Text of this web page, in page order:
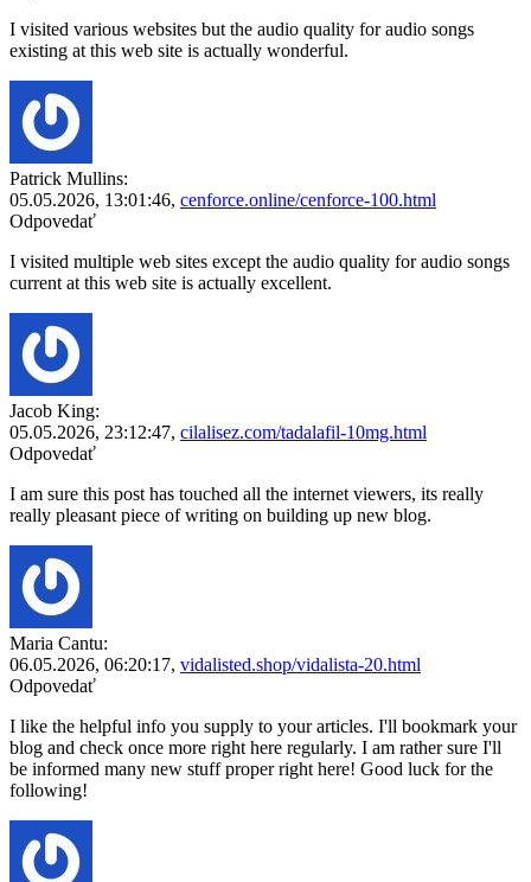
I visited various websites but the audio quality for audio songs
existing at this web site is actually wonderful.
Patrick Mullins:
05.05.2026, 13:01:46, cenforce.online/cenforce-100.html
Odpovedať
I visited multiple web sites except the audio quality for audio songs
current at this web site is actually excellent.
Jacob King:
05.05.2026, 23:12:47, cilalisez.com/tadalafil-10mg.html
Odpovedať
I am sure this post has touched all the internet viewers, its really
really pleasant piece of writing on building up new blog.
Maria Cantu:
06.05.2026, 06:20:17, vidalisted.shop/vidalista-20.html
Odpovedať
I like the helpful info you supply to your articles. I'll bookmark your
blog and check once more right here regularly. I am rather sure I'll
be informed many new stuff proper right here! Good luck for the
following!